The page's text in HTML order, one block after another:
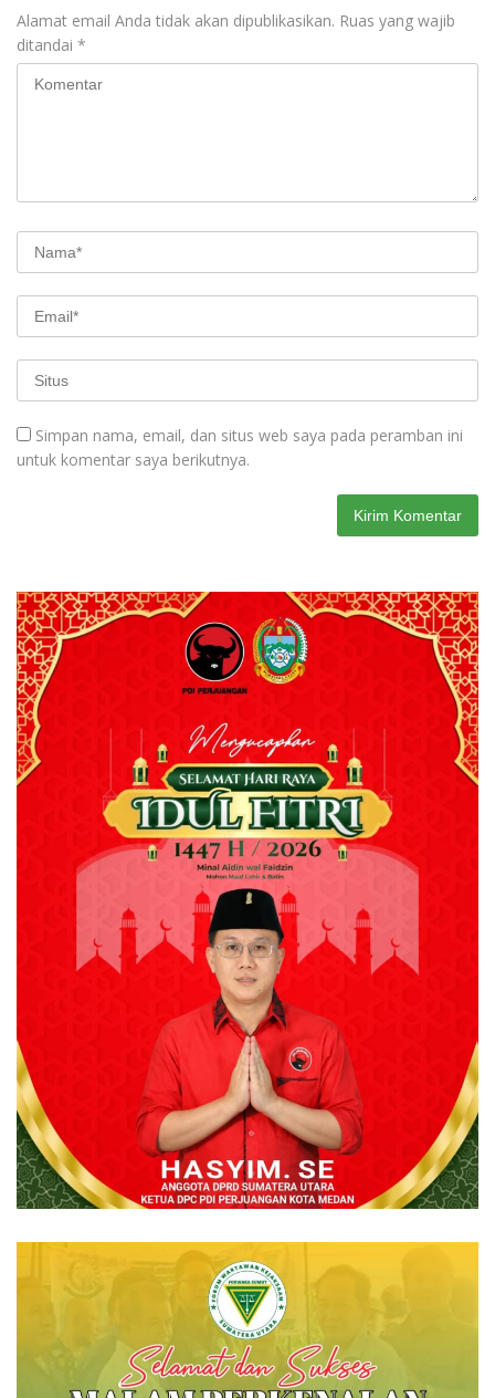
Alamat email Anda tidak akan dipublikasikan. Ruas yang wajib
ditandai *
Simpan nama, email, dan situs web saya pada peramban ini
untuk komentar saya berikutnya.